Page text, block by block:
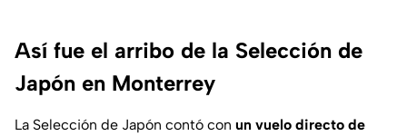
Así fue el arribo de la Selección de
Japón en Monterrey
La Selección de Japón contó con un vuelo directo de